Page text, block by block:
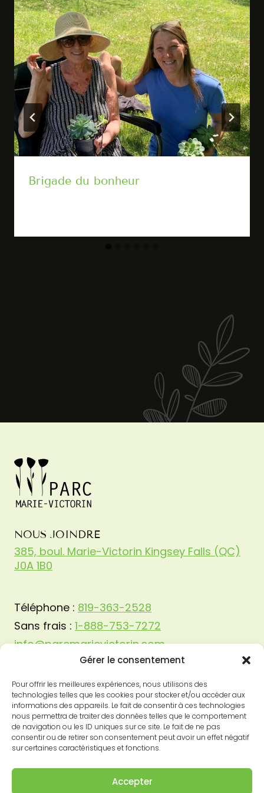
Gérer le consentement
Pour offrir les meilleures expériences, nous utilisons des
technologies telles que les cookies pour stocker et/ou accéder aux
informations des appareils. Le fait de consentir à ces technologies
nous permettra de traiter des données telles que le comportement
de navigation ou les ID uniques sur ce site. Le fait de ne pas
consentir ou de retirer son consentement peut avoir un effet négatif
sur certaines caractéristiques et fonctions.
Accepter
Brigade du bonheur
NOUS JOINDRE
385, boul. Marie-Victorin Kingsey Falls (QC)
J0A 1B0
Téléphone : 819-363-2528
Sans frais : 1-888-753-7272
info@parcmarievictorin.com